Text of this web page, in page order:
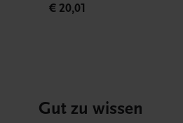
€ 20,01
Gut zu wissen